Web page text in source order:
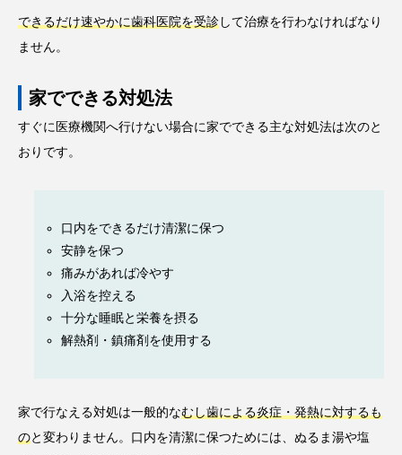
できるだけ速やかに歯科医院を受診 して治療を行わなければなり
ません。
家でできる対処法
すぐに医療機関へ行けない場合に家でできる主な対処法は次のと
おりです。
口内をできるだけ清潔に保つ
安静を保つ
痛みがあれば冷やす
入浴を控える
十分な睡眠と栄養を摂る
解熱剤・鎮痛剤を使用する
家で行なえる対処は一般的なむし歯による炎症・発熱に対するも
のと変わりません。口内を清潔に保つためには、ぬるま湯や塩